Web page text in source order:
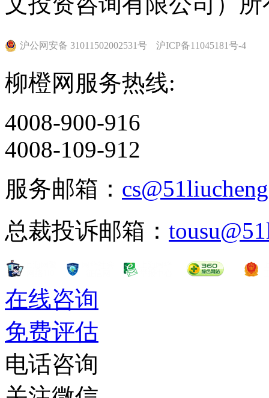
沪公网安备 31011502002531号 沪ICP备11045181号-4
柳橙网服务热线:
4008-900-916
4008-109-912
服务邮箱：
总裁投诉邮箱：
在线咨询
免费评估
电话咨询